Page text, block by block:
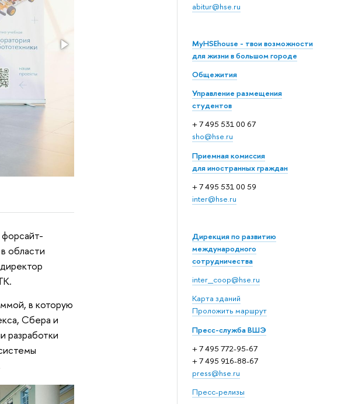
abitur@hse.ru
MyHSEhouse - твои возможности
для жизни в большом городе
Общежития
Управление размещения
студентов
+ 7 495 531 00 67
sho@hse.ru
Приемная комиссия
для иностранных граждан
+ 7 495 531 00 59
inter@hse.ru
Дирекция по развитию
международного
сотрудничества
inter_coop@hse.ru
Карта зданий
Проложить маршрут
Пресс-служба ВШЭ
+ 7 495 772-95-67
+ 7 495 916-88-67
press@hse.ru
Пресс-релизы
области
в которую
Сбера и
разработки